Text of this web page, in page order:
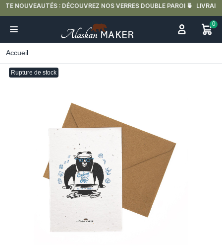
LIVRAISON OFFERTE EN FRANCE MÉTROPOLITAINE DÈS 59€ D'ACHAT.
0
Accueil
Rupture de stock